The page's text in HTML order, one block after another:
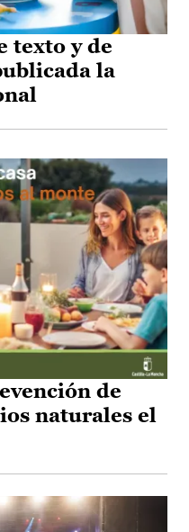
texto y de
la
de
naturales el